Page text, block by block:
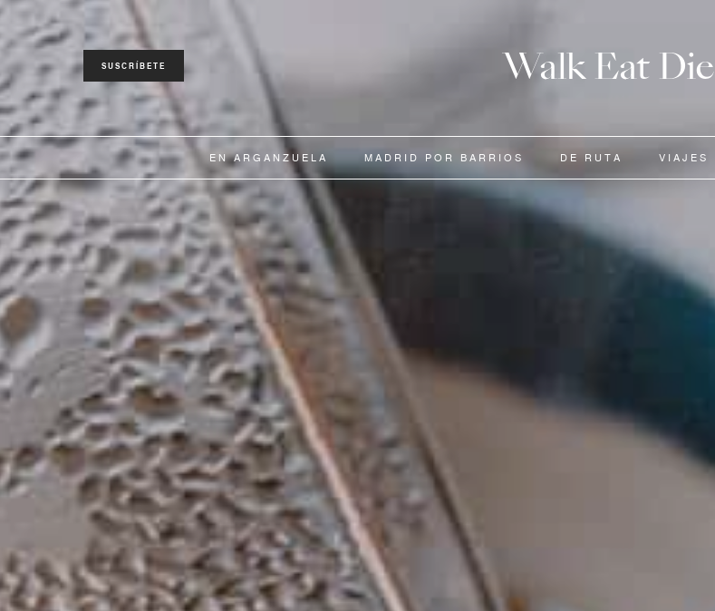
SUSCRÍBETE Walk Eat Die
EN ARGANZUELA MADRID POR BARRIOS DE RUTA VIAJES